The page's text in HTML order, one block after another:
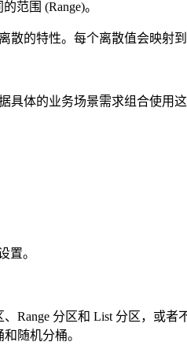
范围 (Range)。
的特性。每个离散值会映射
体的业务场景需求组合使用这
置。
分区和 List 分区，或者
随机分桶。